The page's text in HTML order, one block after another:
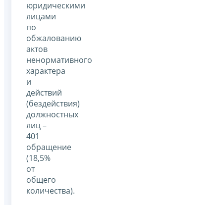
юридическими
лицами
по
обжалованию
актов
ненормативного
характера
и
действий
(бездействия)
должностных
лиц –
401
обращение
(18,5%
от
общего
количества).